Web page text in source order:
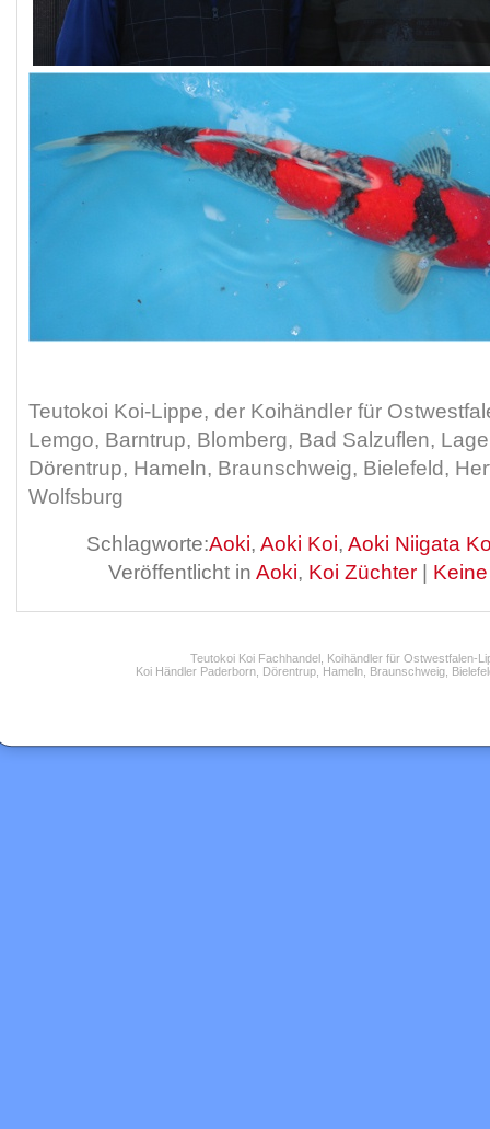
Teutokoi Koi-Lippe, der Koihändler für
Lemgo, Barntrup, Blomberg, Bad Salzuflen,
Dörentrup, Hameln, Braunschweig, Bielefeld,
Wolfsburg
Schlagworte:Aoki, Aoki Koi, Aoki Niigata
Veröffentlicht in Aoki, Koi Züchter|
Teutokoi Koi Fachhandel, Koihändler für Ostwestfalen-
Koi Händler Paderborn, Dörentrup, Hameln, Braunschweig,